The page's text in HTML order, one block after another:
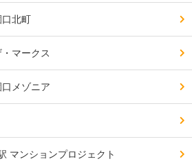
北町
マークス
メゾニア
マンションプロジェクト